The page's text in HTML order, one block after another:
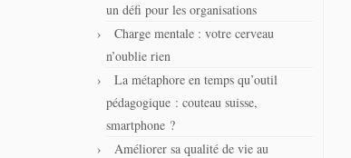
un défi pour les organisations
Charge mentale : votre cerveau
n’oublie rien
La métaphore en temps qu’outil
pédagogique : couteau suisse,
smartphone ?
Améliorer sa qualité de vie au